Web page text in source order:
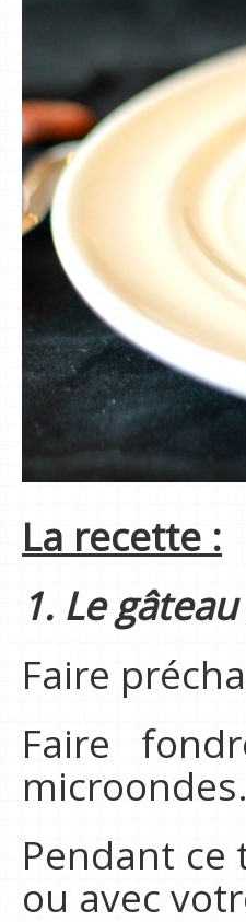
La recette :
1. Le
Faire
Faire
microondes.
Pendant
ou avec